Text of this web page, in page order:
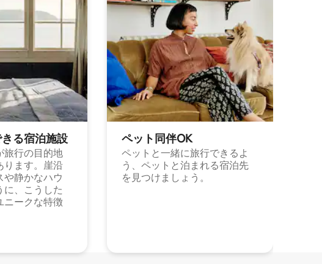
る宿⁠泊施⁠設
旅行の目的地
ります。崖沿
や静かなハウ
に、こうした
ニークな特徴
ペット同⁠伴OK
ペットと一緒に旅行できるよ
う、ペットと泊まれる宿泊先
を見つけましょう。